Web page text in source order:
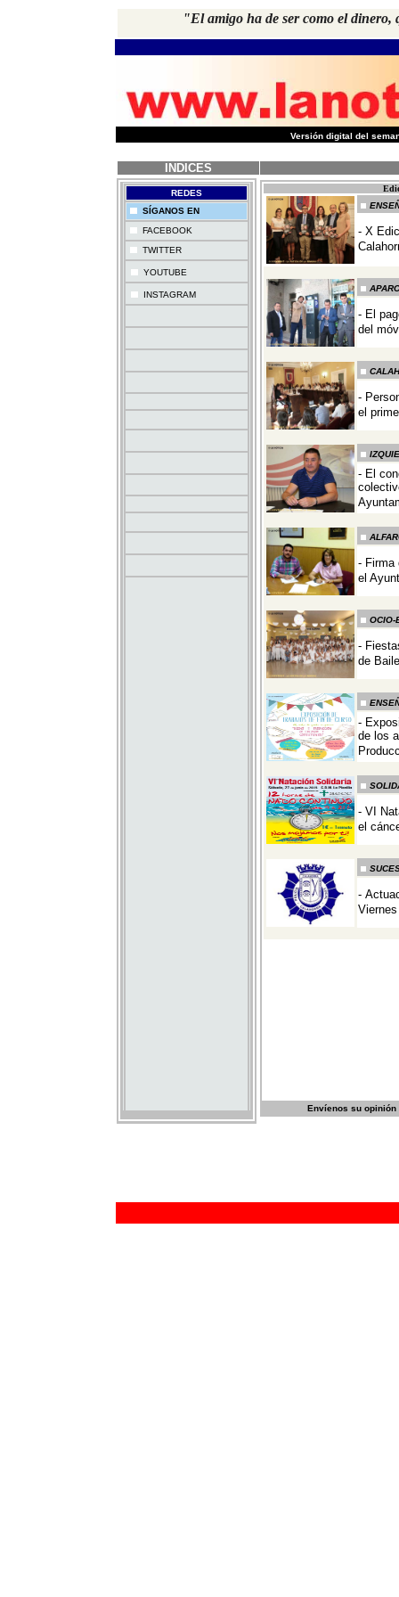
"El amigo ha de ser como el dinero,
Versión digital del
INDICES
Envíenos su